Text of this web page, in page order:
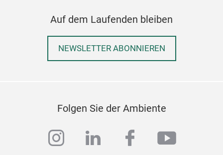
Auf dem Laufenden bleiben
NEWSLETTER ABONNIEREN
Folgen Sie der Ambiente
instagram
linkedinfacebook